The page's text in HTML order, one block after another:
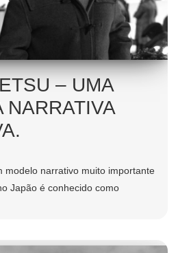
– UMA
NARRATIVA
modelo narrativo muito importante
Japão é conhecido como